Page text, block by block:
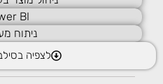
6
Topics
BI
ניתוח
לצפיה